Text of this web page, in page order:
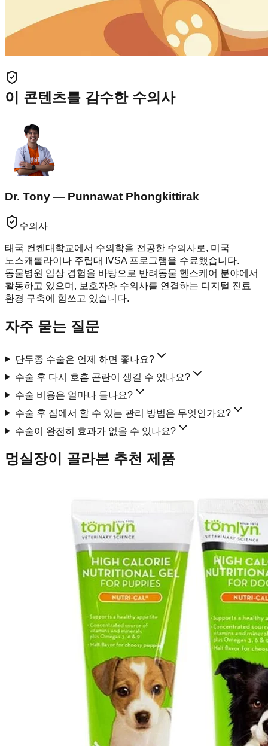
이 콘텐츠를 감수한 수의사
Dr. Tony — Punnawat Phongkittirak
수의사
태국 컨켄대학교에서 수의학을 전공한 수의사로, 미국
노스캐롤라이나 주립대 IVSA 프로그램을 수료했습니다.
동물병원 임상 경험을 바탕으로 반려동물 헬스케어 분야에서
활동하고 있으며, 보호자와 수의사를 연결하는 디지털 진료
환경 구축에 힘쓰고 있습니다.
자주 묻는 질문
단두종 수술은 언제 하면 좋나요?
수술 후 다시 호흡 곤란이 생길 수 있나요?
수술 비용은 얼마나 들나요?
수술 후 집에서 할 수 있는 관리 방법은 무엇인가요?
수술이 완전히 효과가 없을 수 있나요?
멍실장이 골라본 추천 제품